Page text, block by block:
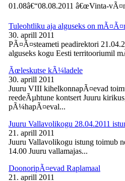
01.08â€“08.08.2011 â€œVinta-
Tuleohtliku aja alguseks on
30. aprill 2011
PÃ¤Ã¤steameti peadirektori
alguseks kogu Eesti territooriumil
Ãœleskutse kÃ¼ladele
30. aprill 2011
Juuru VIII kihelkonnapÃ¤evad
reedeÃµhtune kontsert Juuru
pÃ¼hapÃ¤eval...
Juuru Vallavolikogu 28.04.2011
21. aprill 2011
Juuru Vallavolikogu istung toimub
14.00 Juuru vallamajas...
DoonoripÃ¤evad Raplamaal
21. aprill 2011